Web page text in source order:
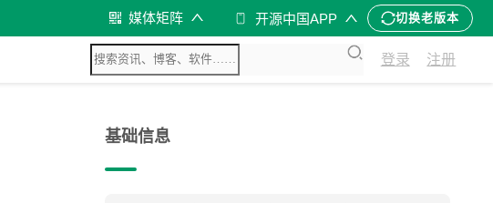
媒体矩阵 开源中国APP 切换老版本
登录 注册
基础信息